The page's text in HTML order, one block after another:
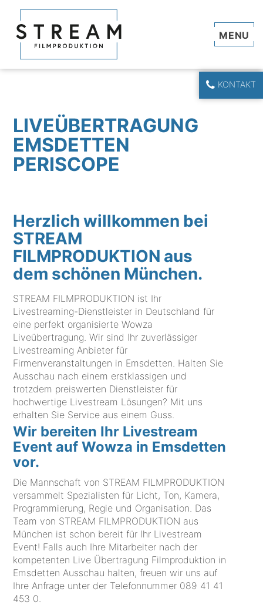
KONTAKT
LIVEÜBERTRAGUNG
EMSDETTEN
PERISCOPE
Herzlich willkommen bei
STREAM
FILMPRODUKTION aus
dem schönen München.
STREAM FILMPRODUKTION ist Ihr
Livestreaming-Dienstleister in Deutschland für
eine perfekt organisierte Wowza
Liveübertragung. Wir sind Ihr zuverlässiger
Livestreaming Anbieter für
Firmenveranstaltungen in Emsdetten. Halten Sie
Ausschau nach einem erstklassigen und
trotzdem preiswerten Dienstleister für
hochwertige Livestream Lösungen? Mit uns
erhalten Sie Service aus einem Guss.
Wir bereiten Ihr Livestream
Event auf Wowza in Emsdetten
vor.
Die Mannschaft von STREAM FILMPRODUKTION
versammelt Spezialisten für Licht, Ton, Kamera,
Programmierung, Regie und Organisation. Das
Team von STREAM FILMPRODUKTION aus
München ist schon bereit für Ihr Livestream
Event! Falls auch Ihre Mitarbeiter nach der
kompetenten Live Übertragung Filmproduktion in
Emsdetten Ausschau halten, freuen wir uns auf
Ihre Anfrage unter der Telefonnummer 089 41 41
453 0